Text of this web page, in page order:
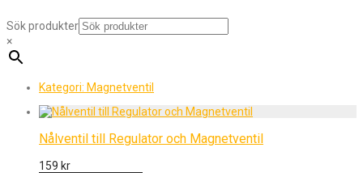
Sök produkter
×
Kategori: Magnetventil
Nålventil till Regulator och Magnetventil
159 kr